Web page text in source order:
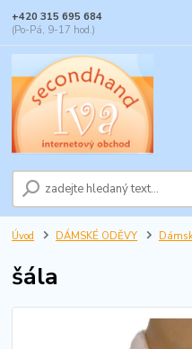
+420 315 695 684
(Po-Pá, 9-17 hod.)
Úvod DÁMSKÉ ODĚVY
šála